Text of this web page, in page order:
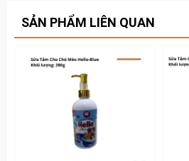
SẢN PHẨM LIÊN QUAN